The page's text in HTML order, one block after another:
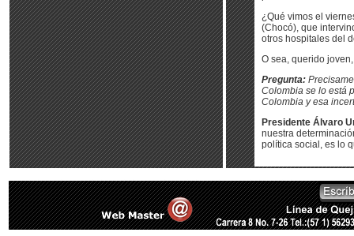
¿Qué vimos el
(Chocó), que
otros hospitales del
O sea, querido
Pregunta:
Colombia se lo está
Colombia y esa
Presidente Álvaro
nuestra
política social, es lo